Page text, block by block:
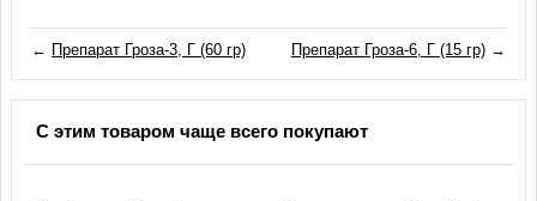
← Препарат Гроза-3, Г (60 гр) Препарат Гроза-6, Г (15 гр)→
С этим товаром чаще всего покупают